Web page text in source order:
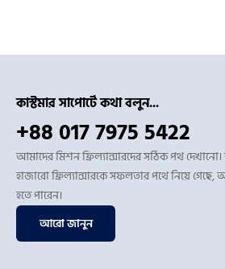
কাস্টমার সাপোর্টে কথা বলুন...
+88 017 7975 5422
আমাদের মিশন ফ্রিল্যান্সারদের সঠিক পথ
হাজারো ফ্রিল্যান্সারকে সফলতার পথে নিয়ে
হতে পারেন।
আরো জানুন